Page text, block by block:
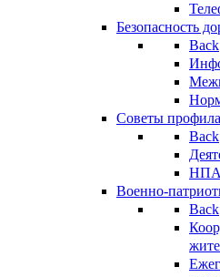
Безопасность
Back
Советы
Back
НПА
Военно-
Back